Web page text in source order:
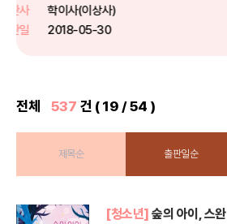
출판사
출판일
전체 537 건 ( 19 / 54 )
제목순 출판일순
[청소년] 숲의 아이, 스완